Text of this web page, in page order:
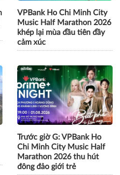
VPBank Ho Chi Minh City
Music Half Marathon 2026
khép lại mùa đầu tiên đầy
cảm xúc
Trước giờ G: VPBank Ho
Chi Minh City Music Half
Marathon 2026 thu hút
đông đảo giới trẻ